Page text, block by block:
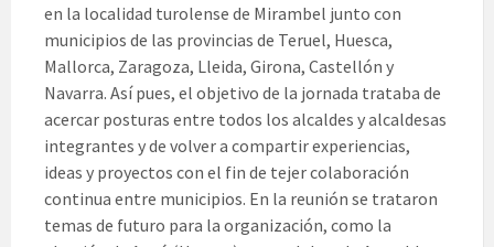
en la localidad turolense de Mirambel junto con
municipios de las provincias de Teruel, Huesca,
Mallorca, Zaragoza, Lleida, Girona, Castellón y
Navarra. Así pues, el objetivo de la jornada trataba de
acercar posturas entre todos los alcaldes y alcaldesas
integrantes y de volver a compartir experiencias,
ideas y proyectos con el fin de tejer colaboración
continua entre municipios. En la reunión se trataron
temas de futuro para la organización, como la